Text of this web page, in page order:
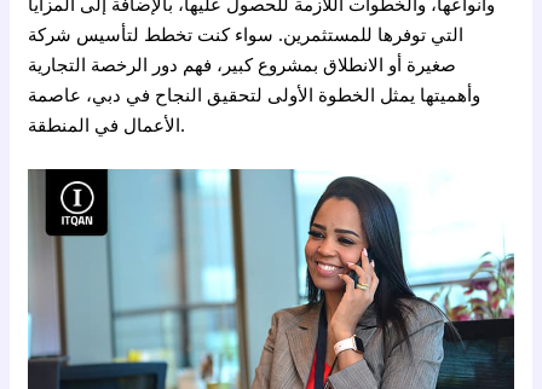
التي توفرها للمستثمرين. سواء كنت تخطط لتأسيس شركة
صغيرة أو الانطلاق بمشروع كبير، فهم دور الرخصة التجارية
وأهميتها يمثل الخطوة الأولى لتحقيق النجاح في دبي، عاصمة
الأعمال في المنطقة.